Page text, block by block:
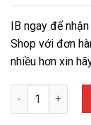
IB ngay để
Shop với đơn
nhiều hơn xin
Số lượng